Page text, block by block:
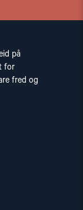
på
for
fred og